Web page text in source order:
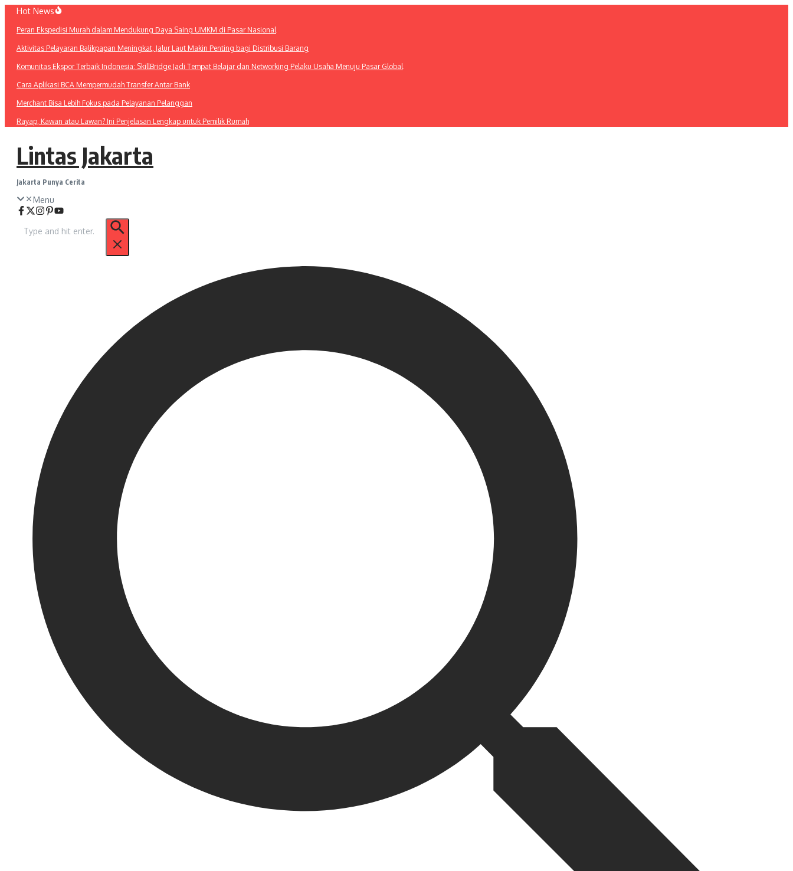
Lewati
konten
Hot News
Peran Ekspedisi Murah dalam Mendukung Daya Saing UMKM di Pasar Nasional
Aktivitas Pelayaran Balikpapan Meningkat, Jalur Laut Makin Penting bagi Distribusi Barang
Komunitas Ekspor Terbaik Indonesia: SkillBridge Jadi Tempat Belajar dan Networking Pelaku Usaha Menuju Pasar Global
Cara Aplikasi BCA Mempermudah Transfer Antar Bank
Merchant Bisa Lebih Fokus pada Pelayanan Pelanggan
Rayap, Kawan atau Lawan? Ini Penjelasan Lengkap untuk Pemilik Rumah
Lintas Jakarta
Jakarta Punya Cerita
Menu
untuk: